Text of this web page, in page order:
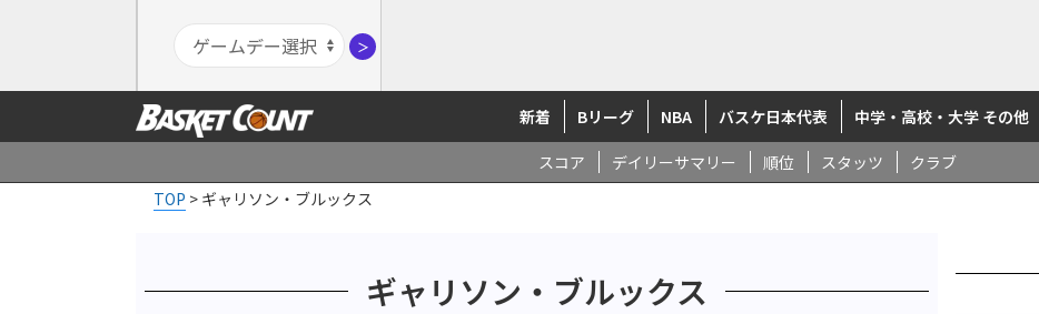
＞
新着 Bリーグ NBA バスケ日本代表 中学・高校・大学 その他
スコア デイリーサマリー 順位 スタッツ
クラブ
TOP > ギャリソン・ブルックス
ギャリソン・ブルックス